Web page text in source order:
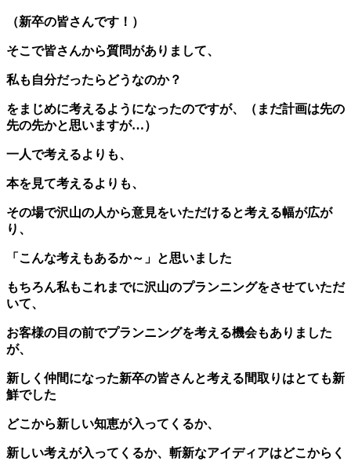
（新卒の皆さんです！）
そこで皆さんから質問がありまして、
私も自分だったらどうなのか？
をまじめに考えるようになったのですが、（まだ計画は先の
先の先かと思いますが…）
一人で考えるよりも、
本を見て考えるよりも、
その場で沢山の人から意見をいただけると考える幅が広が
り、
「こんな考えもあるか～」と思いました
もちろん私もこれまでに沢山のプランニングをさせていただ
いて、
お客様の目の前でプランニングを考える機会もありました
が、
新しく仲間になった新卒の皆さんと考える間取りはとても新
鮮でした
どこから新しい知恵が入ってくるか、
新しい考えが入ってくるか、斬新なアイディアはどこからく